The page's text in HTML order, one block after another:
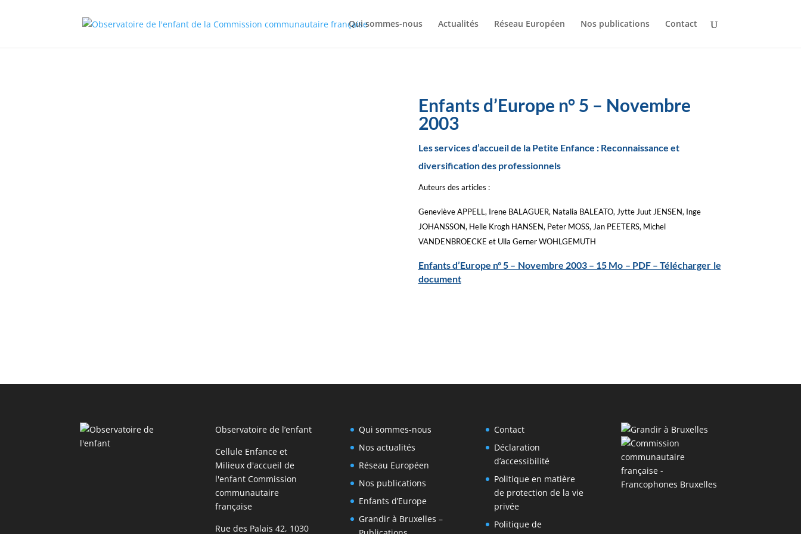
Qui sommes-nous Actualités Réseau Européen Nos publications Contact
Enfants d’Europe n° 5 – Novembre
2003
Les services d’accueil de la Petite Enfance : Reconnaissance et
diversification des professionnels
Auteurs des articles :
Geneviève APPELL, Irene BALAGUER, Natalia BALEATO, Jytte Juut JENSEN, Inge
JOHANSSON, Helle Krogh HANSEN, Peter MOSS, Jan PEETERS, Michel
VANDENBROECKE et Ulla Gerner WOHLGEMUTH
Enfants d’Europe n° 5 – Novembre 2003 – 15 Mo – PDF – Télécharger le
document
Observatoire de l’enfant
Cellule Enfance et
Milieux d'accueil de
l'enfant Commission
communautaire
française
Rue des Palais 42, 1030
Qui sommes-nous
Nos actualités
Réseau Européen
Nos publications
Enfants d’Europe
Grandir à Bruxelles –
Contact
Déclaration
d’accessibilité
Politique en matière
de protection de la vie
privée
Politique de